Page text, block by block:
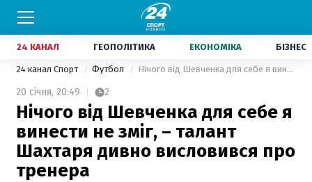
24 КАНАЛ ГЕОПОЛІТИКА ЕКОНОМІКА БІЗНЕС
24 канал Спорт Футбол Нічого від Шевченка для себе я винести не зміг, – талант Шахтаря дивно висловився про тренера
20 січня, 20:49 2
Нічого від Шевченка для себе я
винести не зміг, – талант
Шахтаря дивно висловився про
тренера